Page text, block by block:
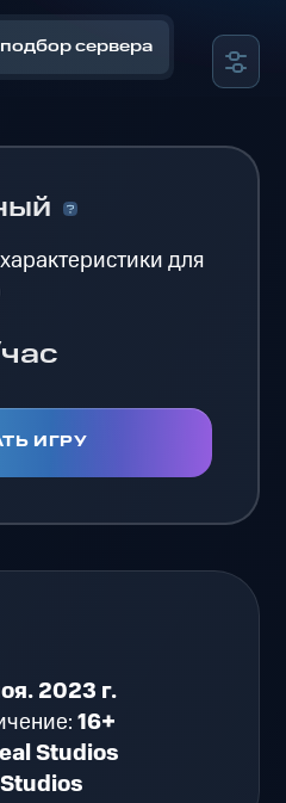
сервера
для
ИГРУ
2023 г.
16+
Studios